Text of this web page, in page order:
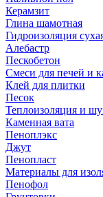
Керамзит
Глина шамотная
Гидроизоляция
Алебастр
Пескобетон
Смеси для печей и
Клей для плитки
Песок
Теплоизоляция и
Каменная вата
Пеноплэкс
Джут
Пенопласт
Материалы для
Пенофол